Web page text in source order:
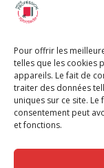
Pour offrir les
telles que les cookies
appareils. Le fait de
traiter des données
uniques sur ce site.
consentement peut
et fonctions.
Chèque
Chèque
Chèque
G-Pods
Profession